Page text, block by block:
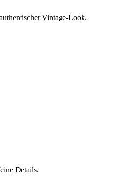
Vintage-Look.
Details.